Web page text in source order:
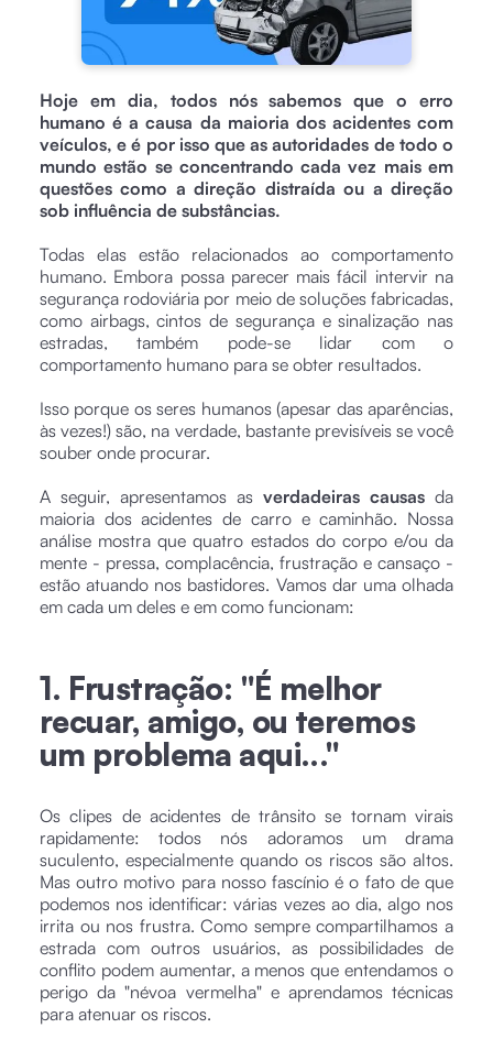
Hoje em dia, todos nós sabemos que o erro
humano é a causa da maioria dos acidentes com
veículos, e é por isso que as autoridades de todo o
mundo estão se concentrando cada vez mais em
questões como a direção distraída ou a direção
sob influência de substâncias.
Todas elas estão relacionados ao comportamento
humano. Embora possa parecer mais fácil intervir na
segurança rodoviária por meio de soluções fabricadas,
como airbags, cintos de segurança e sinalização nas
estradas, também pode-se lidar com o
comportamento humano para se obter resultados.
Isso porque os seres humanos (apesar das aparências,
às vezes!) são, na verdade, bastante previsíveis se você
souber onde procurar.
A seguir, apresentamos as verdadeiras causas da
maioria dos acidentes de carro e caminhão. Nossa
análise mostra que quatro estados do corpo e/ou da
mente - pressa, complacência, frustração e cansaço -
estão atuando nos bastidores. Vamos dar uma olhada
em cada um deles e em como funcionam:
1. Frustração: "É melhor
recuar, amigo, ou teremos
um problema aqui..."
Os clipes de acidentes de trânsito se tornam virais
rapidamente: todos nós adoramos um drama
suculento, especialmente quando os riscos são altos.
Mas outro motivo para nosso fascínio é o fato de que
podemos nos identificar: várias vezes ao dia, algo nos
irrita ou nos frustra. Como sempre compartilhamos a
estrada com outros usuários, as possibilidades de
conflito podem aumentar, a menos que entendamos o
perigo da "névoa vermelha" e aprendamos técnicas
para atenuar os riscos.